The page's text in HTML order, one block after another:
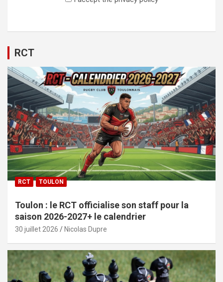
RCT
RCT TOULON
Toulon : le RCT officialise son staff pour la
saison 2026-2027+ le calendrier
30 juillet 2026 Nicolas Dupre